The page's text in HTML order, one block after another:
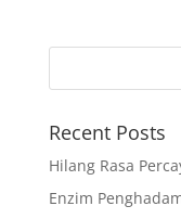
Recent Posts
Hilang Rasa
Enzim